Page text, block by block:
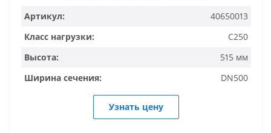
Артикул:
40650013
Класс нагрузки:
C250
Высота:
515 мм
Ширина сечения:
DN500
Узнать цену